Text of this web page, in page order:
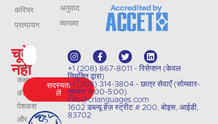
चूकें
नहीं
हमारे
साथ
कक्षा
की
पेशकश
और
सदस्यता
लें
+1 (208) 867-8011 - रिसेप्शन (केवल
नियुक्ति द्वारा)
+1 (208) 314-3804 - छात्र सेवाएँ (सोमवार-
गुरुवार 9:00-5:00)
info@crlanguages.com
1602 डब्ल्यू हेज़ स्ट्रीट # 200, बोइस, आईडी,
83702
करियर
प्रत्यायन
अनुवाद
व्याख्या